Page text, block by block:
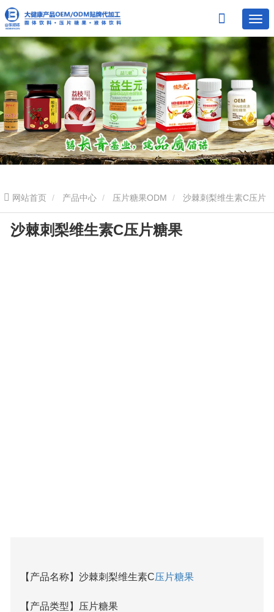
网站首页 产品中心 压片糖果ODM
糖果
沙棘刺梨维生素C压片糖果
【产品名称】沙棘刺梨维生素C压片糖果
【产品类型】压片糖果